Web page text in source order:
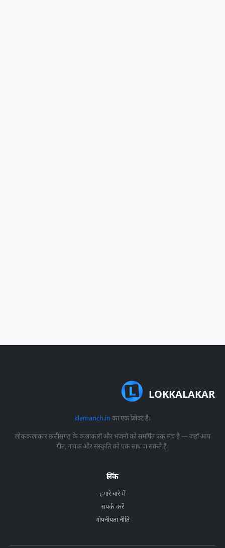
LOKKALAKAR
klamanch.in का एक प्रोजेक्ट है।
लोककलाकार छत्तीसगढ़ के कलाकारों और भजनों को समर्पित एक मंच है — जहाँ आप
गीत, गायक और संस्कृति को एक साथ पा सकते हैं।
लिंक
हमारे बारे में
संपर्क करें
गोपनीयता नीति